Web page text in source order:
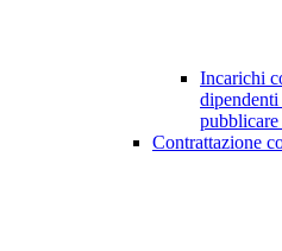
Incarichi
Contrattazione